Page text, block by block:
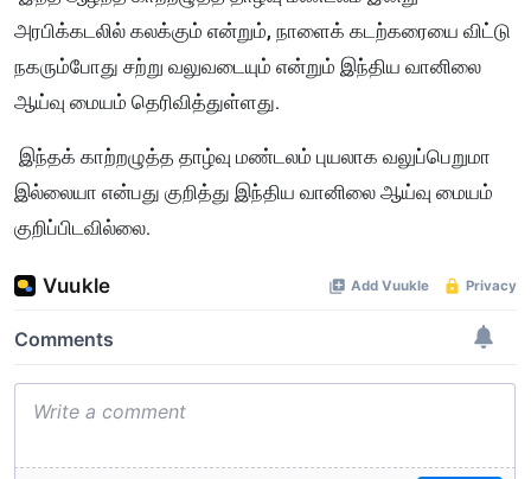
அரபிக்கடலில் கலக்கும் என்றும், நாளைக் கடற்கரையை விட்டு
நகரும்போது சற்று வலுவடையும் என்றும் இந்திய வானிலை
ஆய்வு மையம் தெரிவித்துள்ளது.
இந்தக் காற்றழுத்த தாழ்வு மண்டலம் புயலாக வலுப்பெறுமா
இல்லையா என்பது குறித்து இந்திய வானிலை ஆய்வு மையம்
குறிப்பிடவில்லை.